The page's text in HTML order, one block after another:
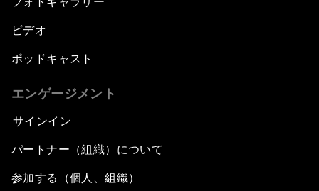
ビデオ
ポッドキャスト
エンゲージメント
サインイン
パートナー（組織）について
参加する（個人、組織）